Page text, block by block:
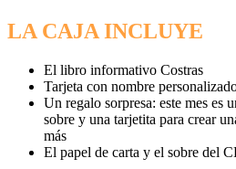
LA CAJA INCLUYE
El libro informativo Costras
Tarjeta con nombre
Un regalo sorpresa: este mes es
sobre y una tarjetita para crear
más
El papel de carta y el sobre del